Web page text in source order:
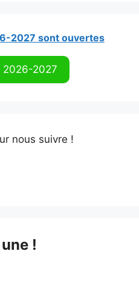
2027 sont ouvertes
2026-2027
nous suivre !
!